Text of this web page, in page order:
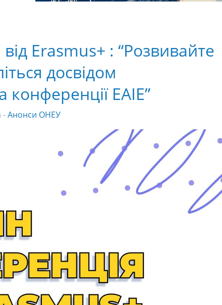
Erasmus+ : “Розвивайте
досвідом
конференції EAIE”
-Анонси ОНЕУ